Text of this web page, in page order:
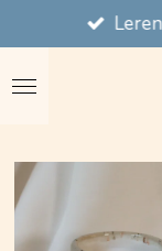
direct
naar